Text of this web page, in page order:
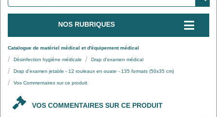
NOS RUBRIQUES
Catalogue de matériel médical et d'équipement médical
Désinfection hygiène médicale Drap d'examen médical
Drap d'examen jetable - 12 rouleaux en ouate - 135 formats (50x35 cm)
Vos Commentaires sur ce produit
VOS COMMENTAIRES SUR CE PRODUIT